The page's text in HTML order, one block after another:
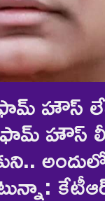
హౌస్‌ లేదు..
ఫామ్ హౌస్